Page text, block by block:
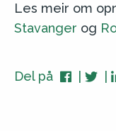
Les meir om
Stavanger og
Del på